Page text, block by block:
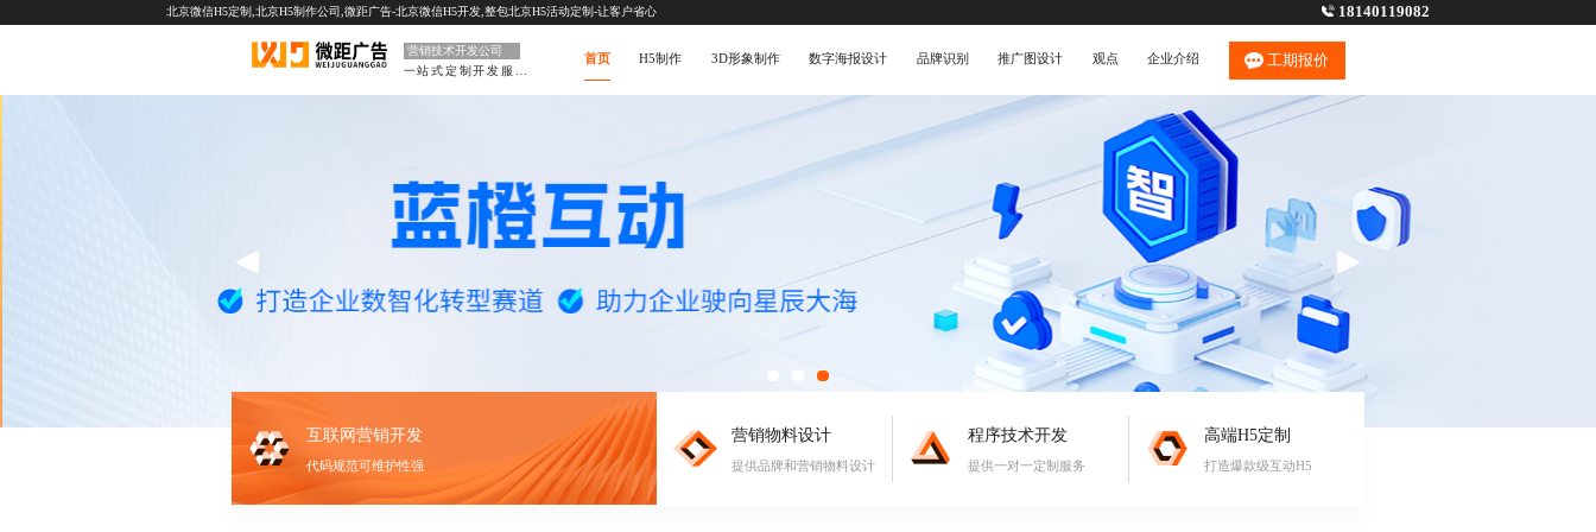
北京微信H5定制,北京H5制作公司,微距广告-北京微信H5开发,整包北京H5活动定制-让客户省心 18140119082
营销技术开发公司
首页 H5制作 3D形象制作 数字海报设计 品牌识别 推广图设计 观点 企业介绍 工期报价
互联网营销开发
代码规范可维护性强
营销物料设计
提供品牌和营销物料设计
程序技术开发
提供一对一定制服务
高端H5定制
打造爆款级互动H5